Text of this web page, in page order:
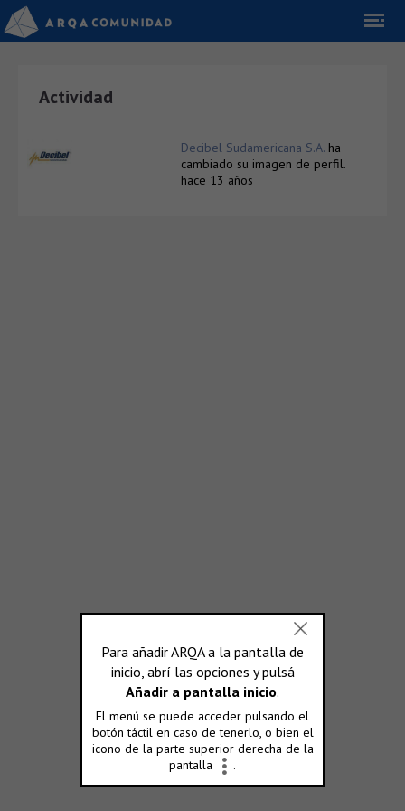
Actividad
Decibel Sudamericana S.A. ha
cambiado su imagen de perfil.
hace 13 años